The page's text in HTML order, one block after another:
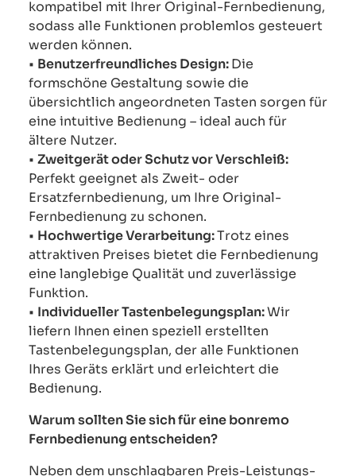
kompatibel mit Ihrer Original-Fernbedienung,
sodass alle Funktionen problemlos gesteuert
werden können.
• Benutzerfreundliches Design:Die
formschöne Gestaltung sowie die
übersichtlich angeordneten Tasten sorgen für
eine intuitive Bedienung – ideal auch für
ältere Nutzer.
• Zweitgerät oder Schutz vor Verschleiß:
Perfekt geeignet als Zweit- oder
Ersatzfernbedienung, um Ihre Original-
Fernbedienung zu schonen.
• Hochwertige Verarbeitung:Trotz eines
attraktiven Preises bietet die Fernbedienung
eine langlebige Qualität und zuverlässige
Funktion.
• Individueller Tastenbelegungsplan:Wir
liefern Ihnen einen speziell erstellten
Tastenbelegungsplan, der alle Funktionen
Ihres Geräts erklärt und erleichtert die
Bedienung.
Warum sollten Sie sich für eine bonremo
Fernbedienung entscheiden?
Neben dem unschlagbaren Preis-Leistungs-